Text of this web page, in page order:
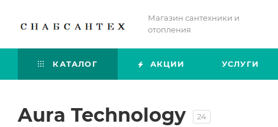
Магазин сантехники и
отопления
КАТАЛОГ АКЦИИ УСЛУГИ
Aura Technology 24